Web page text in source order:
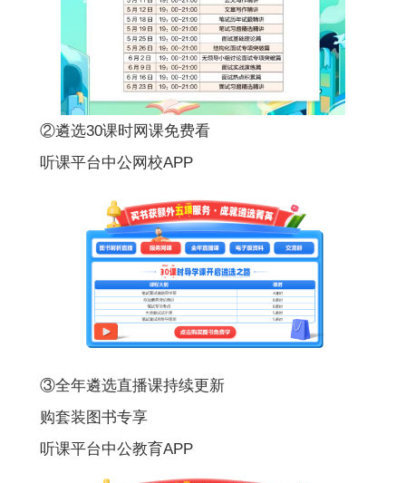
②遴选30课时网课免费看
听课平台中公网校APP
③全年遴选直播课持续更新
购套装图书专享
听课平台中公教育APP